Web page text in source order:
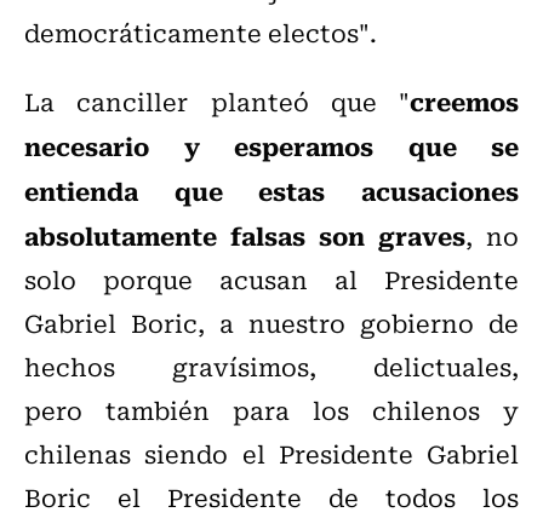
democráticamente electos".
La canciller planteó que "creemos
necesario y esperamos que se
entienda que estas acusaciones
absolutamente falsas son graves, no
solo porque acusan al Presidente
Gabriel Boric, a nuestro gobierno de
hechos gravísimos, delictuales,
pero también para los chilenos y
chilenas siendo el Presidente Gabriel
Boric el Presidente de todos los